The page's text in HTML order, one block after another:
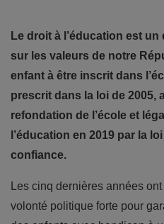
Le droit à l’éducation est
sur les valeurs de notre
enfant à être inscrit dans
prescrit dans la loi de 2005,
refondation de l’école et
l’éducation en 2019 par la
confiance.
Les cinq dernières années
volonté politique forte pour